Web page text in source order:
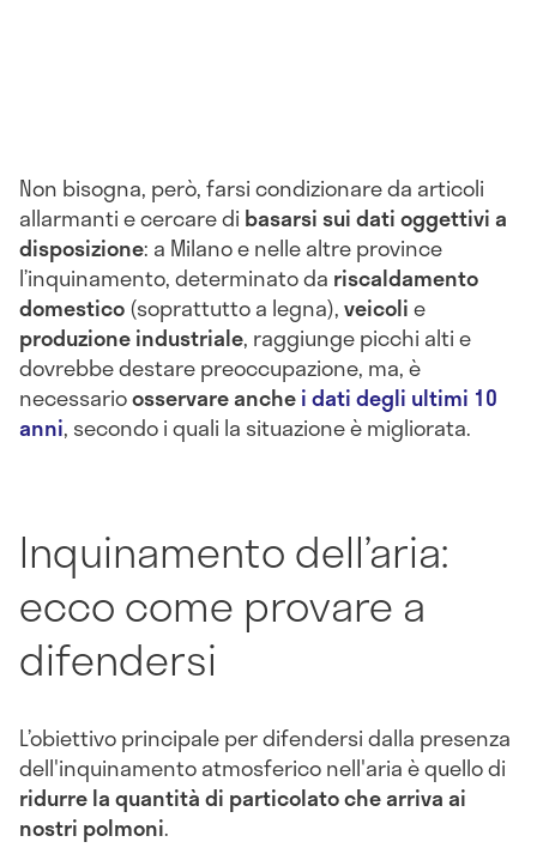
Non bisogna, però, farsi condizionare da articoli
allarmanti e cercare di basarsi sui dati oggettivi a
disposizione: a Milano e nelle altre province
l’inquinamento, determinato da riscaldamento
domestico(soprattutto a legna),veicolie
produzione industriale, raggiunge picchi alti e
dovrebbe destare preoccupazione, ma, è
necessarioosservare anchei dati degli ultimi 10
anni, secondo i quali la situazione è migliorata.
Inquinamento dell’aria:
ecco come provare a
difendersi
L’obiettivo principale per difendersi dalla presenza
dell'inquinamento atmosferico nell'aria è quello di
ridurre la quantità di particolato che arriva ai
nostri polmoni.